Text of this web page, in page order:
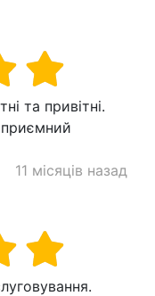
та привітні.
11 місяців назад